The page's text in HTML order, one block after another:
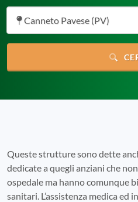
Canneto Pavese (PV)
Queste strutture sono dette
dedicate a quegli anziani che
ospedale ma hanno comunque
sanitari. L’assistenza medica